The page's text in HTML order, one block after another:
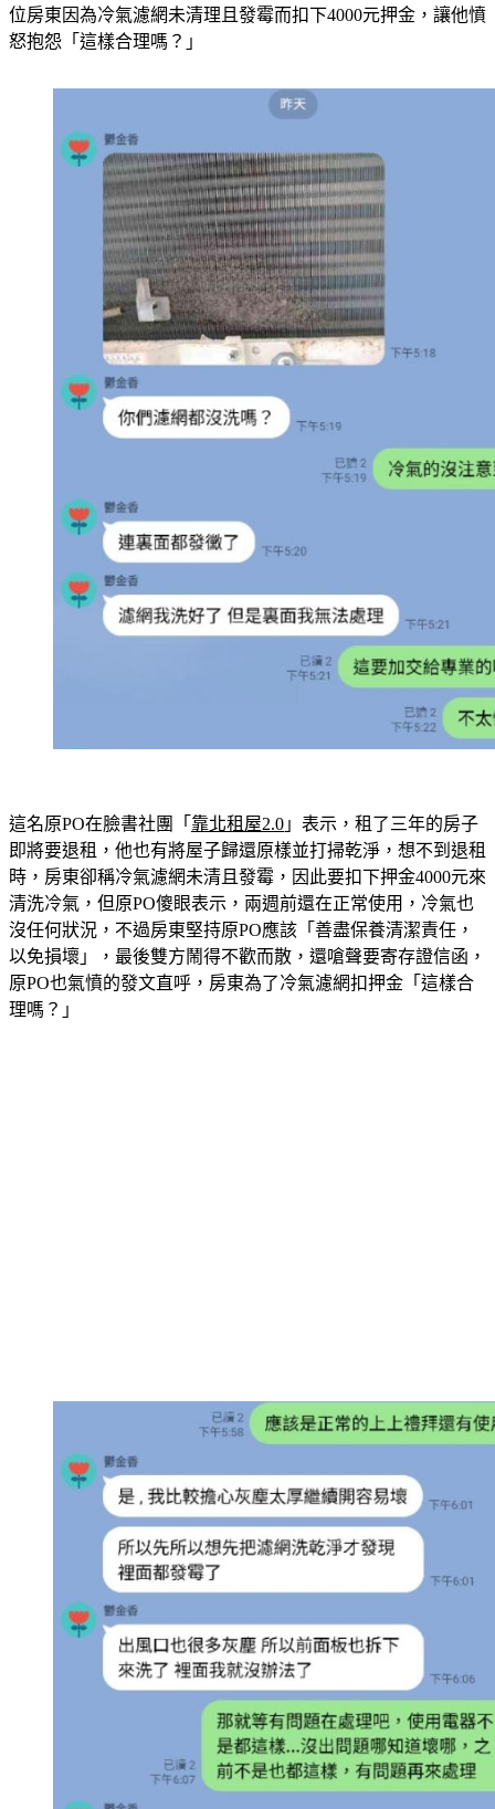
位房東因為冷氣濾網未清理且發霉而扣下4000元押金，讓他憤
怒抱怨「這樣合理嗎？」
這名原PO在臉書社團「 靠北租屋2.0 」表示，租了三年的房子
即將要退租，他也有將屋子歸還原樣並打掃乾淨，想不到退租
時，房東卻稱冷氣濾網未清且發霉，因此要扣下押金4000元來
清洗冷氣，但原PO傻眼表示，兩週前還在正常使用，冷氣也
沒任何狀況，不過房東堅持原PO應該「善盡保養清潔責任，
以免損壞」，最後雙方鬧得不歡而散，還嗆聲要寄存證信函，
原PO也氣憤的發文直呼，房東為了冷氣濾網扣押金「這樣合
理嗎？」